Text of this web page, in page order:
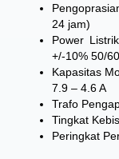
24 jam)
Power
+/-10% 50/
Kapasitas
7.9 – 4.6 A
Trafo
Tingkat
Peringkat